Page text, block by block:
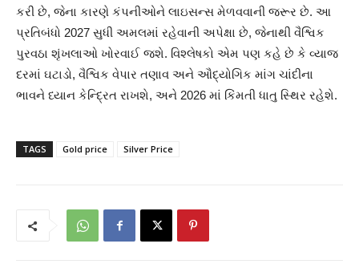
કરી છે, જેના કારણે કંપનીઓને લાઇસન્સ મેળવવાની જરૂર છે. આ
પ્રતિબંધો 2027 સુધી અમલમાં રહેવાની અપેક્ષા છે, જેનાથી વૈશ્વિક
પુરવઠા શૃંખલાઓ ખોરવાઈ જશે. વિશ્લેષકો એમ પણ કહે છે કે વ્યાજ
દરમાં ઘટાડો, વૈશ્વિક વેપાર તણાવ અને ઔદ્યોગિક માંગ ચાંદીના
ભાવને ધ્યાન કેન્દ્રિત રાખશે, અને 2026 માં કિંમતી ધાતુ સ્થિર રહેશે.
TAGS Gold price Silver Price